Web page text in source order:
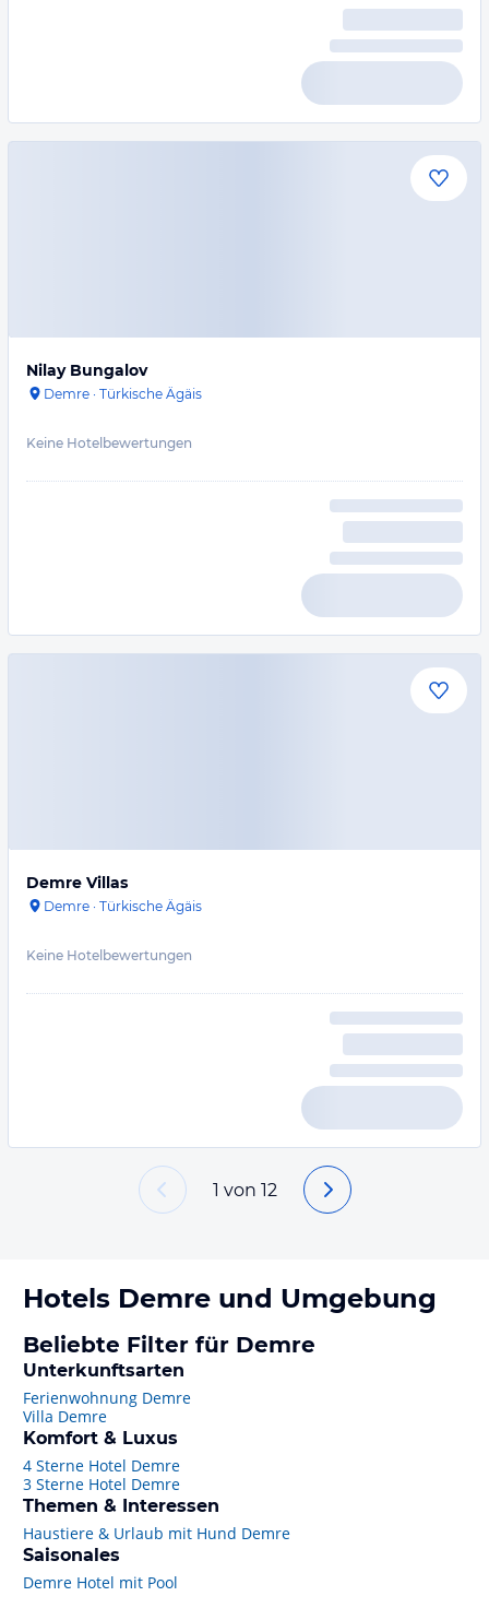
Nilay Bungalov
Demre · Türkische Ägäis
Keine Hotelbewertungen
Demre Villas
Demre · Türkische Ägäis
Keine Hotelbewertungen
1 von 12
Hotels Demre und Umgebung
Beliebte Filter für Demre
Unterkunftsarten
Ferienwohnung Demre
Villa Demre
Komfort & Luxus
4 Sterne Hotel Demre
3 Sterne Hotel Demre
Themen & Interessen
Haustiere & Urlaub mit Hund Demre
Saisonales
Demre Hotel mit Pool